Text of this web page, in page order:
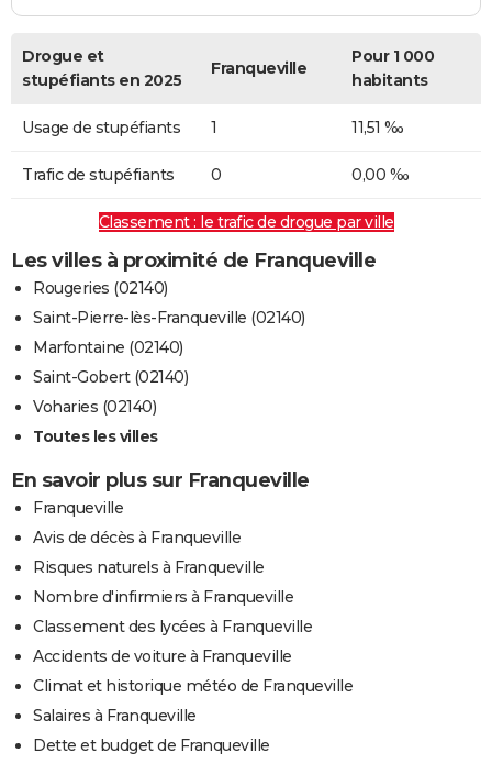
Drogue et
stupéfiants en 2025
Franqueville
Pour 1 000
habitants
Usage de stupéfiants 1 11,51 ‰
Trafic de stupéfiants 0 0,00 ‰
Classement : le trafic de drogue par ville
Les villes à proximité de Franqueville
Rougeries (02140)
Saint-Pierre-lès-Franqueville (02140)
Marfontaine (02140)
Saint-Gobert (02140)
Voharies (02140)
Toutes les villes
En savoir plus sur Franqueville
Franqueville
Avis de décès à Franqueville
Risques naturels à Franqueville
Nombre d'infirmiers à Franqueville
Classement des lycées à Franqueville
Accidents de voiture à Franqueville
Climat et historique météo de Franqueville
Salaires à Franqueville
Dette et budget de Franqueville